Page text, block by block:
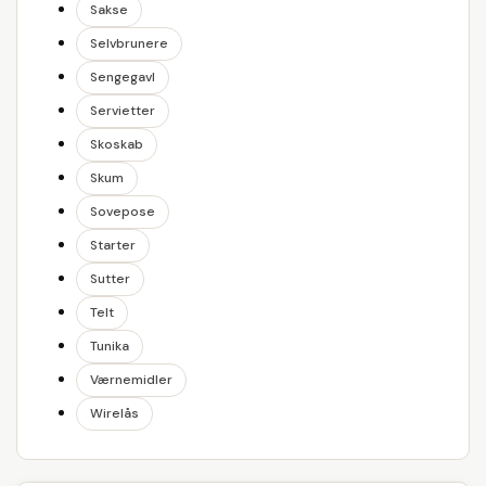
Sakse
Selvbrunere
Sengegavl
Servietter
Skoskab
Skum
Sovepose
Starter
Sutter
Telt
Tunika
Værnemidler
Wirelås